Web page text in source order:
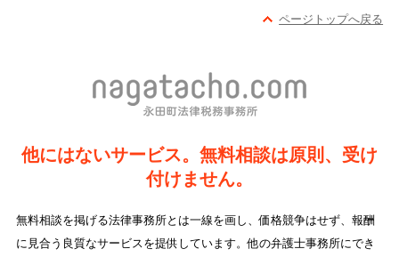
ページトップへ戻る
他にはないサービス。無料相談は原則、受け
付けません。
無料相談を掲げる法律事務所とは一線を画し、価格競争はせず、報酬
に見合う良質なサービスを提供しています。他の弁護士事務所にでき